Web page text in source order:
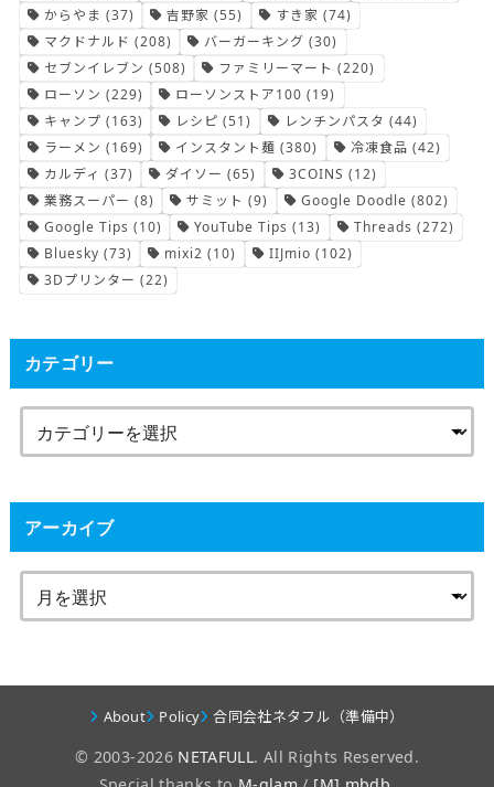
からやま (37) 吉野家 (55) すき家 (74)
マクドナルド (208) バーガーキング (30)
セブンイレブン (508) ファミリーマート (220)
ローソン (229) ローソンストア100 (19)
キャンプ (163) レシピ (51) レンチンパスタ (44)
ラーメン (169) インスタント麺 (380) 冷凍食品 (42)
カルディ (37) ダイソー (65) 3COINS (12)
業務スーパー (8) サミット (9) Google Doodle (802)
Google Tips (10) YouTube Tips (13) Threads (272)
Bluesky (73) mixi2 (10) IIJmio (102)
3Dプリンター (22)
カテゴリー
アーカイブ
About Policy 合同会社ネタフル（準備中）
© 2003-2026 NETAFULL. All Rights Reserved.